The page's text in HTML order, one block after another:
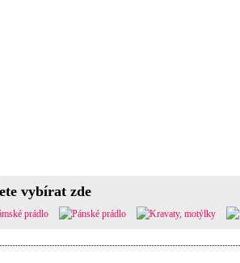
vybírat zde